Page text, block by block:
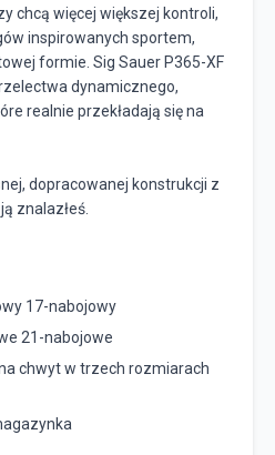
chcą więcej większej kontroli,
inspirowanych sportem,
formie. Sig Sauer P365-XF
dynamicznego,
realnie przekładają się na
dopracowanej konstrukcji z
znalazłeś.
17-nabojowy
21-nabojowe
chwyt w trzech rozmiarach